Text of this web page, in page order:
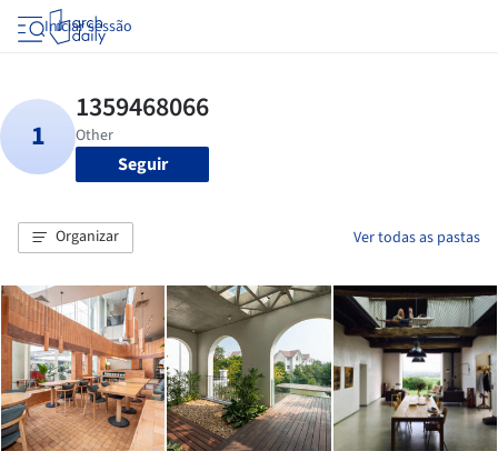
Iniciar sessão
Seguir
Organizar Ver todas as pastas